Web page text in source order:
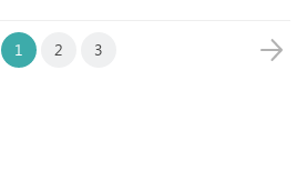
1 2 3